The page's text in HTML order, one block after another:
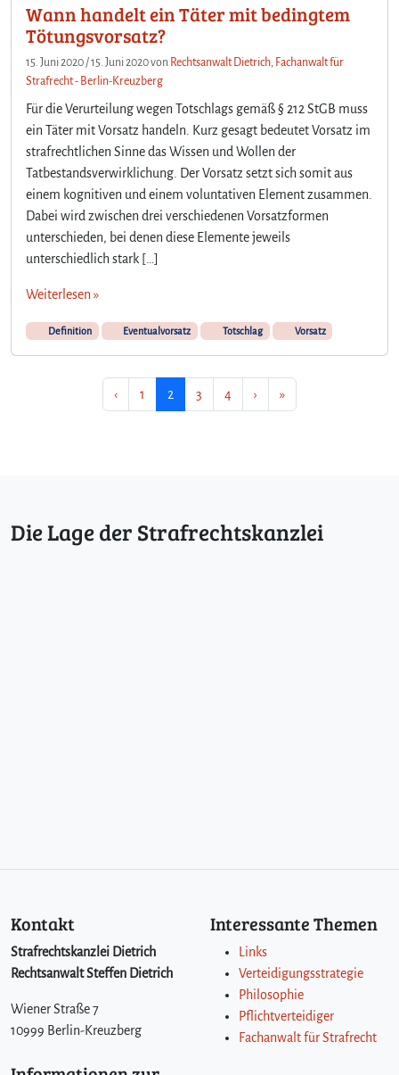
Wann handelt ein Täter mit bedingtem
Tötungsvorsatz?
15. Juni 2020 /15. Juni 2020von Rechtsanwalt Dietrich, Fachanwalt für
Strafrecht - Berlin-Kreuzberg
Für die Verurteilung wegen Totschlags gemäß § 212 StGB muss
ein Täter mit Vorsatz handeln. Kurz gesagt bedeutet Vorsatz im
strafrechtlichen Sinne das Wissen und Wollen der
Tatbestandsverwirklichung. Der Vorsatz setzt sich somit aus
einem kognitiven und einem voluntativen Element zusammen.
Dabei wird zwischen drei verschiedenen Vorsatzformen
unterschieden, bei denen diese Elemente jeweils
unterschiedlich stark […]
Weiterlesen »
Definition Eventualvorsatz Totschlag Vorsatz
‹ Seite
1 Aktuelle Seite
2 Seite
3 Seite
4 › »
Die Lage der Strafrechtskanzlei
Kontakt
Strafrechtskanzlei Dietrich
Rechtsanwalt Steffen Dietrich
Wiener Straße 7
10999 Berlin-Kreuzberg
Interessante Themen
Links
Verteidigungsstrategie
Philosophie
Pflichtverteidiger
Fachanwalt für Strafrecht